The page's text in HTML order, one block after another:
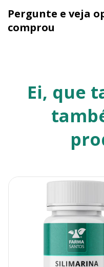
Pergunte e veja
comprou
Ei, que